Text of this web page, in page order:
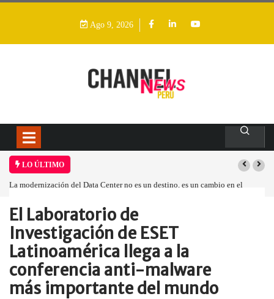
Ago 9, 2026
LO ÚLTIMO
La modernización del Data Center no es un destino, es un cambio en el
Home
Empresa El Laboratorio de…
El Laboratorio de
Investigación de ESET
Latinoamérica llega a la
conferencia anti-malware
más importante del mundo